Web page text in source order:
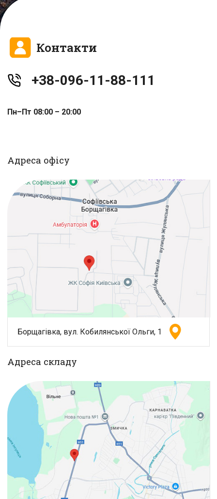
Контакти
+38-096-11-88-111
Пн–Пт 08:00 – 20:00
Адреса офісу
Борщагівка, вул. Кобилянської Ольги, 1
Адреса складу